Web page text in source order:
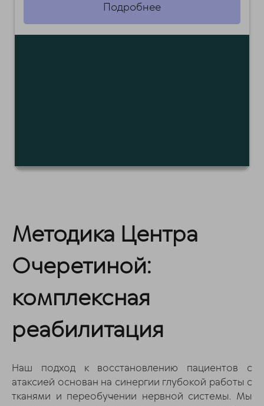
Подробнее
Методика Центра
Очеретиной:
комплексная
реабилитация
Наш подход к восстановлению пациентов с
атаксией основан на синергии глубокой работы с
тканями и переобучении нервной системы. Мы